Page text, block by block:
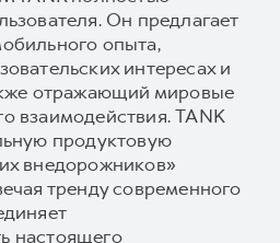
Он предлагает
опыта,
интересах и
отражающий мировые
взаимодействия. TANK
продуктовую
внедорожников»
тренду современного
настоящего